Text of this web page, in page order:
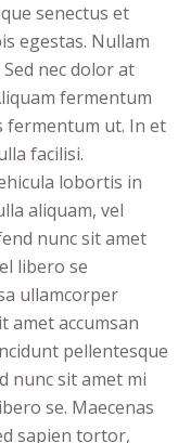
senectus et
egestas. Nullam
nec dolor at
fermentum
fermentum ut. In et
facilisi.
lobortis in
aliquam, vel
nunc sit amet
libero se
ullamcorper
amet accumsan
pellentesque
nunc sit amet mi
se. Maecenas
sapien tortor,